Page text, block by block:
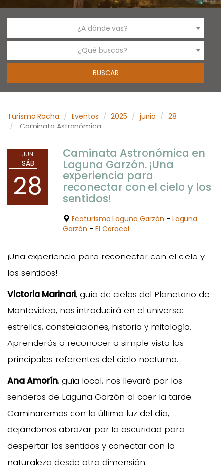
¿A dónde vas?
¿Qué buscas?
Turismo Rocha Eventos 2025 junio
28
Caminata Astronómica
JUN
SÁB
28
Caminata Astronómica en
Laguna Garzón. ¡Una
experiencia para
reconectar con el cielo y los
sentidos!
Ecoturismo Laguna Garzón - Laguna
Garzón - El Caracol
¡Una experiencia para reconectar con el cielo y
los sentidos!
Victoria Marinari, guía de cielos del Planetario de
Montevideo, nos introducirá en el universo:
estrellas, constelaciones, historia y mitología.
Aprenderás a reconocer a simple vista los
principales referentes del cielo nocturno.
Ana Amorín, guía local, nos llevará por los
senderos de Laguna Garzón al caer la tarde.
Caminaremos con la última luz del día,
dejándonos abrazar por la oscuridad para
despertar los sentidos y conectar con la
naturaleza desde otra dimensión.